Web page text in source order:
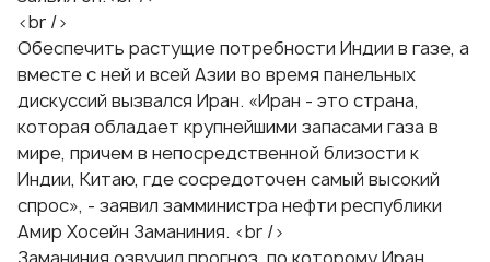
<br />
Обеспечить растущие потребности Индии в газе, а
вместе с ней и всей Азии во время панельных
дискуссий вызвался Иран. «Иран - это страна,
которая обладает крупнейшими запасами газа в
мире, причем в непосредственной близости к
Индии, Китаю, где сосредоточен самый высокий
спрос», - заявил замминистра нефти республики
Амир Хосейн Заманиния. <br />